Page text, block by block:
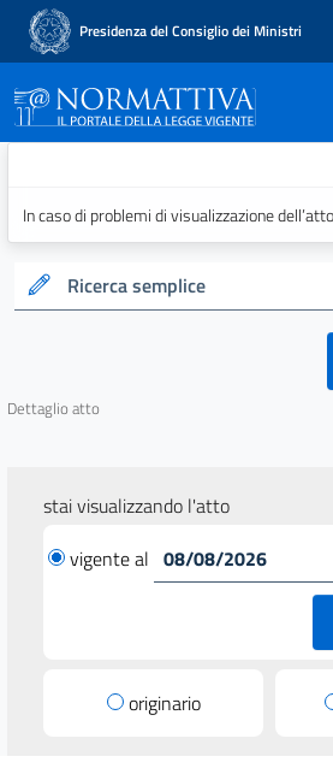
Presidenza del Consiglio dei Ministri
Normattiva - Il
In caso di problemi di visualizzazione
Ricerca semplice
Dettaglio atto
stai visualizzando l'atto
vigente al
originario